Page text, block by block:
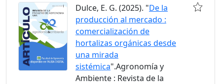
Dulce, E. G. (2025). "De la
producción al mercado :
comercialización de
hortalizas orgánicas desde
una mirada
sistémica".Agronomía y
Ambiente : Revista de la